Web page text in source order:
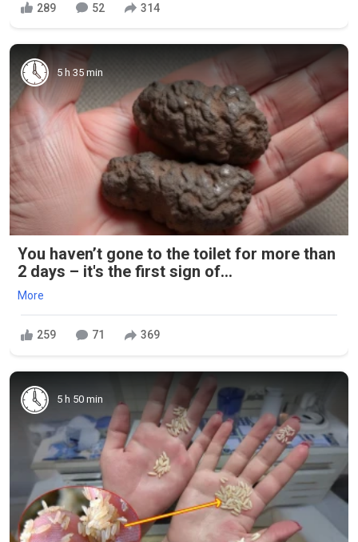
289 52 314
5 h 35 min
You haven’t gone to the toilet for more than
2 days – it's the first sign of...
More
259 71 369
5 h 50 min